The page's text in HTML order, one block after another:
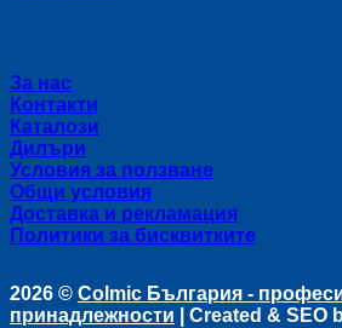
За нас
Контакти
Каталози
Дилъри
Условия за ползване
Общи условия
Доставка и рекламация
Политики за бисквитките
2026 © Colmic България -
принадлежности | Created & SEO